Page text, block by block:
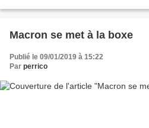
Macron se met à la boxe
Publié le 09/01/2019 à 15:22
Par perrico